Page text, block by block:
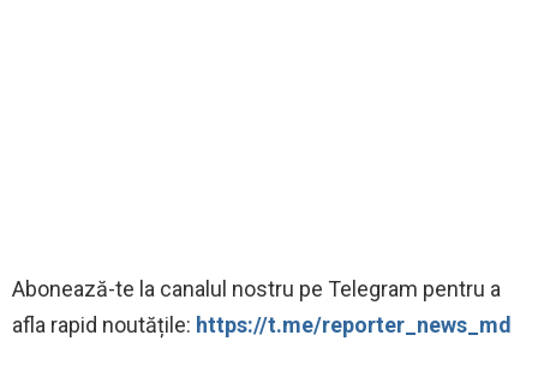
‍Abonează-te la canalul nostru pe Telegram pentru a
afla rapid noutățile: https://t.me/reporter_news_md